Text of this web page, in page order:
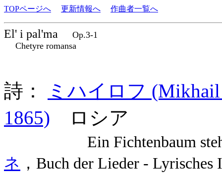
TOPページへ 更新情報へ 作曲者一覧へ
El' i pal'ma
Op.3-1
Chetyre romansa
詩：
ミハイロフ
1865) ロシア
Ein Fichtenbaum steht
ネ ，Buch der Lieder -